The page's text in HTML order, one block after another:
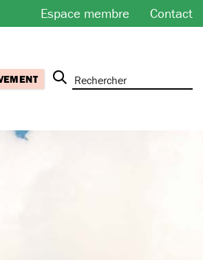
Espace membre Contact